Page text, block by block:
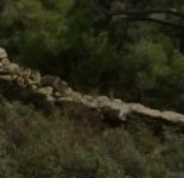
Saltar
al
contenido